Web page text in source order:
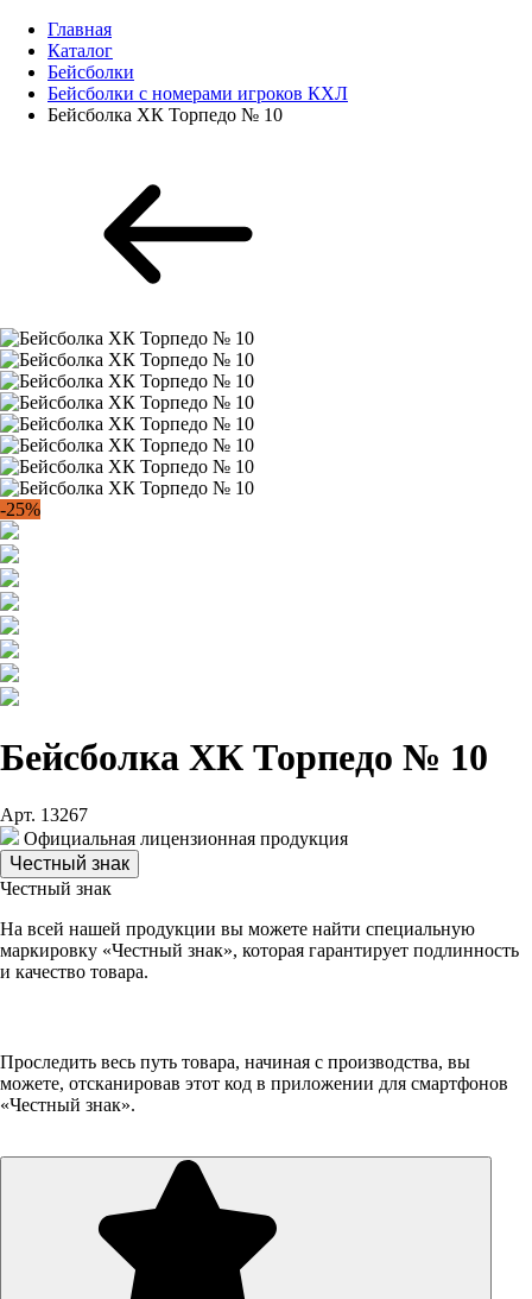
Главная
Каталог
Бейсболки
Бейсболки с номерами игроков КХЛ
Бейсболка ХК Торпедо № 10
-25%
Бейсболка ХК Торпедо № 10
Арт. 13267
Официальная лицензионная продукция
Честный знак
Честный знак
На всей нашей продукции вы можете найти специальную
маркировку «Честный знак», которая гарантирует подлинность
и качество товара.
Проследить весь путь товара, начиная с производства, вы
можете, отсканировав этот код в приложении для смартфонов
«Честный знак».